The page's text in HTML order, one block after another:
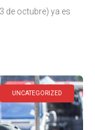
de octubre) ya es
UNCATEGORIZED